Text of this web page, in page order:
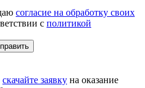
согласие на обработку своих
с политикой
скачайте заявку на оказание